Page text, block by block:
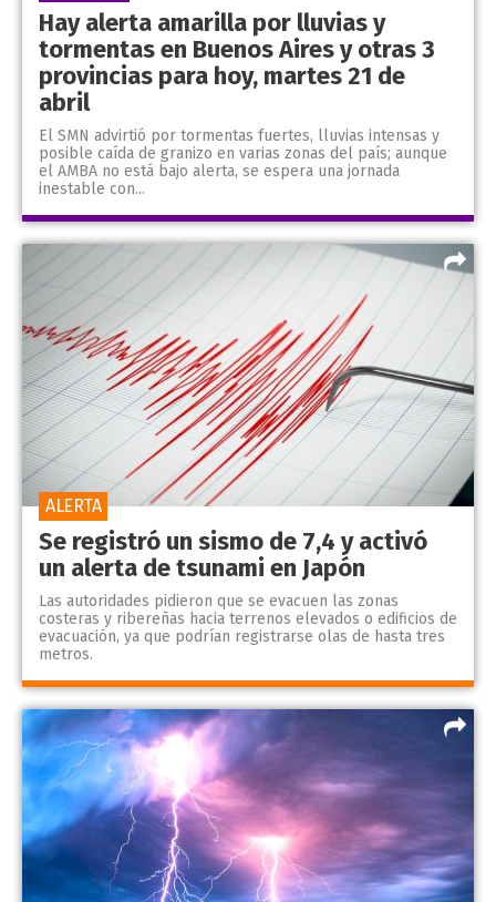
Hay alerta amarilla por lluvias y
tormentas en Buenos Aires y otras 3
provincias para hoy, martes 21 de
abril
El SMN advirtió por tormentas fuertes, lluvias intensas y
posible caída de granizo en varias zonas del país; aunque
el AMBA no está bajo alerta, se espera una jornada
inestable con...
Se registró un sismo de 7,4 y activó
un alerta de tsunami en Japón
Las autoridades pidieron que se evacuen las zonas
costeras y ribereñas hacia terrenos elevados o edificios de
evacuación, ya que podrían registrarse olas de hasta tres
metros.
ALERTA